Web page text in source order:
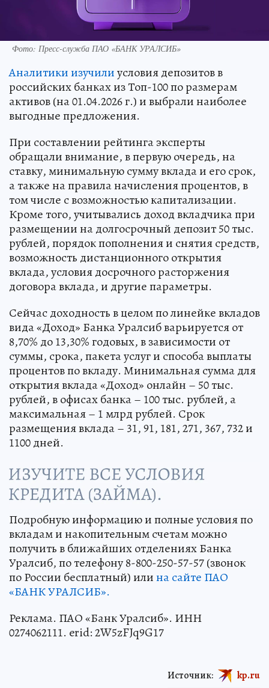
Фото: Пресс-служба ПАО «БАНК УРАЛСИБ»
Аналитики изучилиусловия депозитов в
российских банках из Топ-100 по размерам
активов (на 01.04.2026 г.) и выбрали наиболее
выгодные предложения.
При составлении рейтинга эксперты
обращали внимание, в первую очередь, на
ставку, минимальную сумму вклада и его срок,
а также на правила начисления процентов, в
том числе с возможностью капитализации.
Кроме того, учитывались доход вкладчика при
размещении на долгосрочный депозит 50 тыс.
рублей, порядок пополнения и снятия средств,
возможность дистанционного открытия
вклада, условия досрочного расторжения
договора вклада, и другие параметры.
Сейчас доходность в целом по линейке вкладов
вида «Доход» Банка Уралсиб варьируется от
8,70% до 13,30% годовых, в зависимости от
суммы, срока, пакета услуг и способа выплаты
процентов по вкладу. Минимальная сумма для
открытия вклада «Доход» онлайн – 50 тыс.
рублей, в офисах банка – 100 тыс. рублей, а
максимальная – 1 млрд рублей. Срок
размещения вклада – 31, 91, 181, 271, 367, 732 и
1100 дней.
Подробную информацию и полные условия по
вкладам и накопительным счетам можно
получить в ближайших отделениях Банка
Уралсиб, по телефону 8-800-250-57-57 (звонок
по России бесплатный) илина сайте ПАО
«БАНК УРАЛСИБ».
Реклама. ПАО «Банк Уралсиб». ИНН
0274062111. erid: 2W5zFJq9G17
Источник: kp.ru